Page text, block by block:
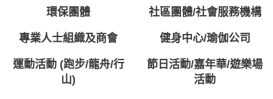
環保團體 社區團體/社會服務機構
專業人士組織及商會 健身中心/瑜伽公司
運動活動 (跑步/龍舟/行
山)
節日活動/嘉年華/遊樂場
活動